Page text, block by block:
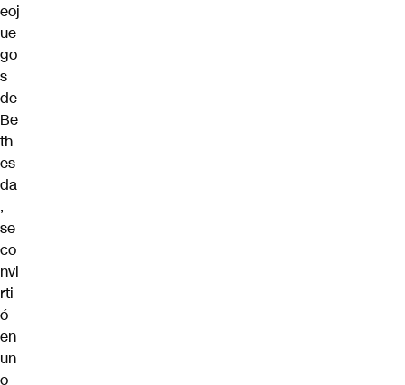
eoj
ue
go
s
de
Be
th
es
da
,
se
co
nvi
rti
ó
en
un
o